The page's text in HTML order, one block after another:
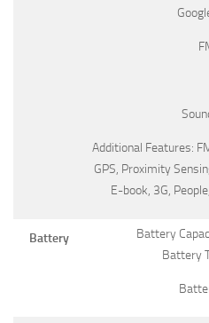
Additional Features:
GPS, Proximity
E-book, 3G,
Battery
Battery
Battery